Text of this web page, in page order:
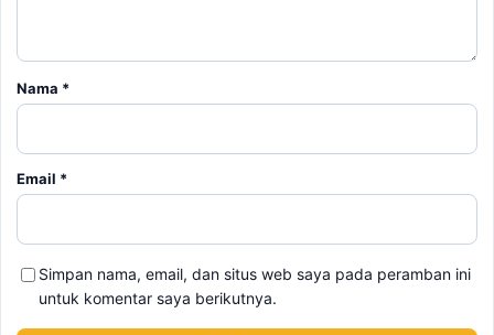
Nama *
Email *
Simpan nama, email, dan situs web saya pada peramban ini
untuk komentar saya berikutnya.